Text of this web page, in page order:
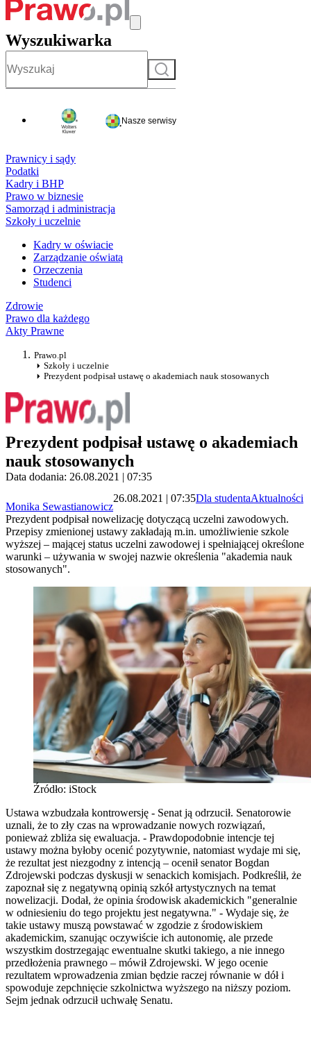
Wyszukiwarka
Szukaj
Nasze serwisy
Prawnicy i sądy
Podatki
Kadry i BHP
Prawo w biznesie
Samorząd i administracja
Szkoły i uczelnie
Kadry w oświacie
Zarządzanie oświatą
Orzeczenia
Studenci
Zdrowie
Prawo dla każdego
Akty Prawne
Prawo.pl
Szkoły i uczelnie
Prezydent podpisał ustawę o akademiach nauk stosowanych
Prezydent podpisał ustawę o akademiach
nauk stosowanych
Data dodania: 26.08.2021 | 07:35
Monika Sewastianowicz
26.08.2021 | 07:35Dla studentaAktualności
Prezydent podpisał nowelizację dotyczącą uczelni zawodowych.
Przepisy zmienionej ustawy zakładają m.in. umożliwienie szkole
wyższej – mającej status uczelni zawodowej i spełniającej określone
warunki – używania w swojej nazwie określenia "akademia nauk
stosowanych".
Źródło: iStock
Ustawa wzbudzała kontrowersję - Senat ją odrzucił. Senatorowie
uznali, że to zły czas na wprowadzanie nowych rozwiązań,
ponieważ zbliża się ewaluacja. - Prawdopodobnie intencje tej
ustawy można byłoby ocenić pozytywnie, natomiast wydaje mi się,
że rezultat jest niezgodny z intencją – ocenił senator Bogdan
Zdrojewski podczas dyskusji w senackich komisjach. Podkreślił, że
zapoznał się z negatywną opinią szkół artystycznych na temat
nowelizacji. Dodał, że opinia środowisk akademickich "generalnie
w odniesieniu do tego projektu jest negatywna." - Wydaje się, że
takie ustawy muszą powstawać w zgodzie z środowiskiem
akademickim, szanując oczywiście ich autonomię, ale przede
wszystkim dostrzegając ewentualne skutki takiego, a nie innego
przedłożenia prawnego – mówił Zdrojewski. W jego ocenie
rezultatem wprowadzenia zmian będzie raczej równanie w dół i
spowoduje zepchnięcie szkolnictwa wyższego na niższy poziom.
Sejm jednak odrzucił uchwałę Senatu.